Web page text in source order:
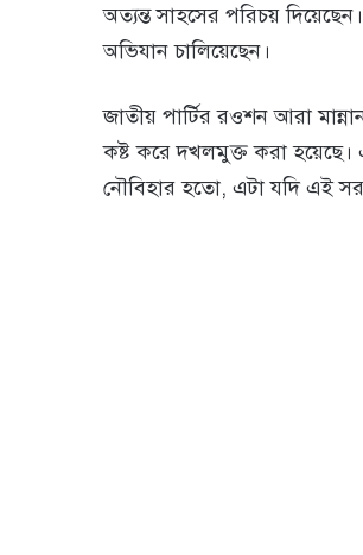
অত্যন্ত সাহসের পরিচয়
অভিযান চালিয়েছেন।
জাতীয় পার্টির রওশন আরা
কষ্ট করে দখলমুক্ত করা
নৌবিহার হতো, এটা যদি এই